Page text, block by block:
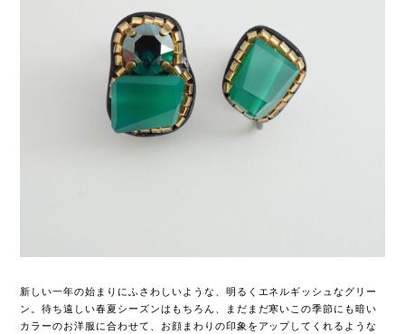
新しい一年の始まりにふさわしいような、明るくエネルギッシュなグリー
ン。待ち遠しい春夏シーズンはもちろん、まだまだ寒いこの季節にも暗い
カラーのお洋服に合わせて、お顔まわりの印象をアップしてくれるような